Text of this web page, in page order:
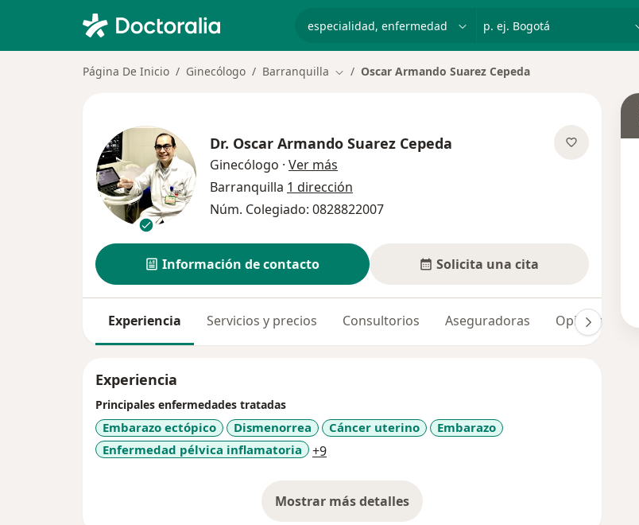
p. ej. Bogotá
Página De Inicio Ginecólogo Barranquilla Cambiar de ciudad
Oscar Armando Suarez Cepeda
Dr. Oscar Armando Suarez Cepeda
Ginecólogo · Ver más
Barranquilla 1 dirección
Núm. Colegiado: 0828822007
Información de contacto Solicita una cita
Experiencia Servicios y precios Consultorios Aseguradoras Opiniones
Experiencia
Principales enfermedades tratadas
Embarazo ectópico Dismenorrea Cáncer uterino
Embarazo
Enfermedad pélvica inflamatoria
+9a11y_sr_more_diseases
Mostrar más detalles
sobre la experiencia